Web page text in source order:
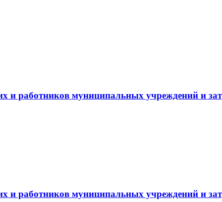
работников муниципальных учреждений и
работников муниципальных учреждений и